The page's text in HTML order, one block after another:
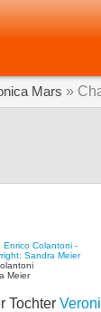
Mars »
Meier
Tochter
Serie
SERIEN
KULTUR
Specials